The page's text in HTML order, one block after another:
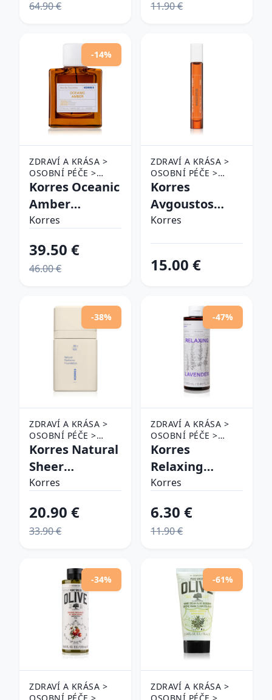
64.90 €
Prune 11 ml
11.90 €
-14%
ZDRAVÍ A KRÁSA >
OSOBNÍ PÉČE >
KOSMETIKA >
KOLÍNSKÉ VODY
Korres Oceanic
Amber
toaletná voda
ml
Korres
39.50 €
46.00 €
ZDRAVÍ A KRÁSA >
OSOBNÍ PÉČE >
KOSMETIKA >
KOLÍNSKÉ VODY
Korres
Avgoustos
toaletná voda
Korres
15.00 €
-38%
ZDRAVÍ A KRÁSA >
OSOBNÍ PÉČE >
KOSMETIKA > MAKE-
Korres Natural
Sheer
Foundation
pre prirodzený
vzhľad odtieň
Korres
20.90 €
33.90 €
-47%
ZDRAVÍ A KRÁSA >
OSOBNÍ PÉČE >
KOSMETIKA >
TĚLO > TĚLOVÁ
MÝDLA
Korres
Relaxing
Lavender
sprchový gél
250 ml
Korres
6.30 €
11.90 €
-34%
ZDRAVÍ A KRÁSA >
-61%
ZDRAVÍ A KRÁSA >